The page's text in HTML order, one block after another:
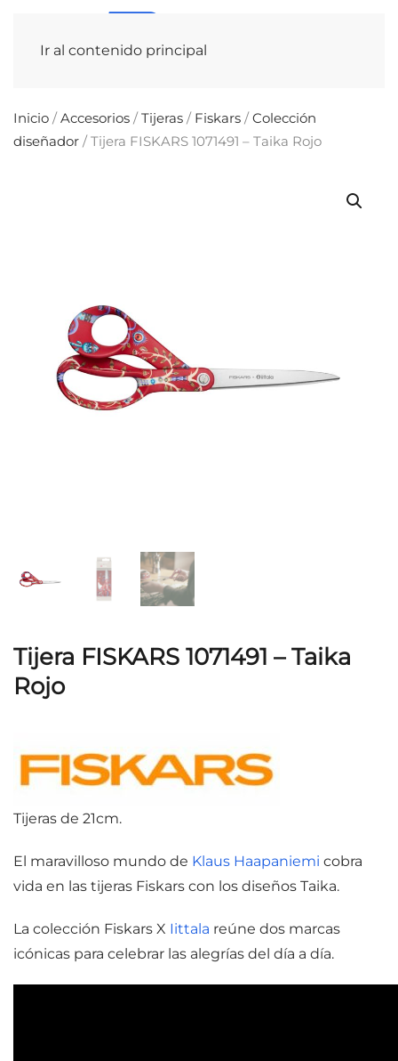
Ir al contenido principal
Inicio /Accesorios /Tijeras / Fiskars /Colección
diseñador / Tijera FISKARS 1071491 – Taika Rojo
Tijera FISKARS 1071491 – Taika
Rojo
Tijeras de 21cm.
El maravilloso mundo de Klaus Haapaniemi cobra
vida en las tijeras Fiskars con los diseños Taika.
La colección Fiskars X Iittala reúne dos marcas
icónicas para celebrar las alegrías del día a día.